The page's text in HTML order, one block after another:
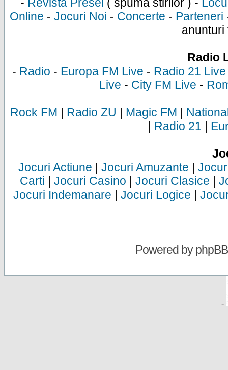
Online - Jocuri Noi - Concerte - Parteneri
anunturi
Radio
- Radio - Europa FM Live - Radio 21 Live
Live - City FM Live -
Rock FM | Radio ZU | Magic FM |
| Radio 21 |
Jocuri Actiune | Jocuri Amuzante |
Carti | Jocuri Casino | Jocuri Clasice |
Jocuri Indemanare | Jocuri Logice |
Powered byphpBB
-